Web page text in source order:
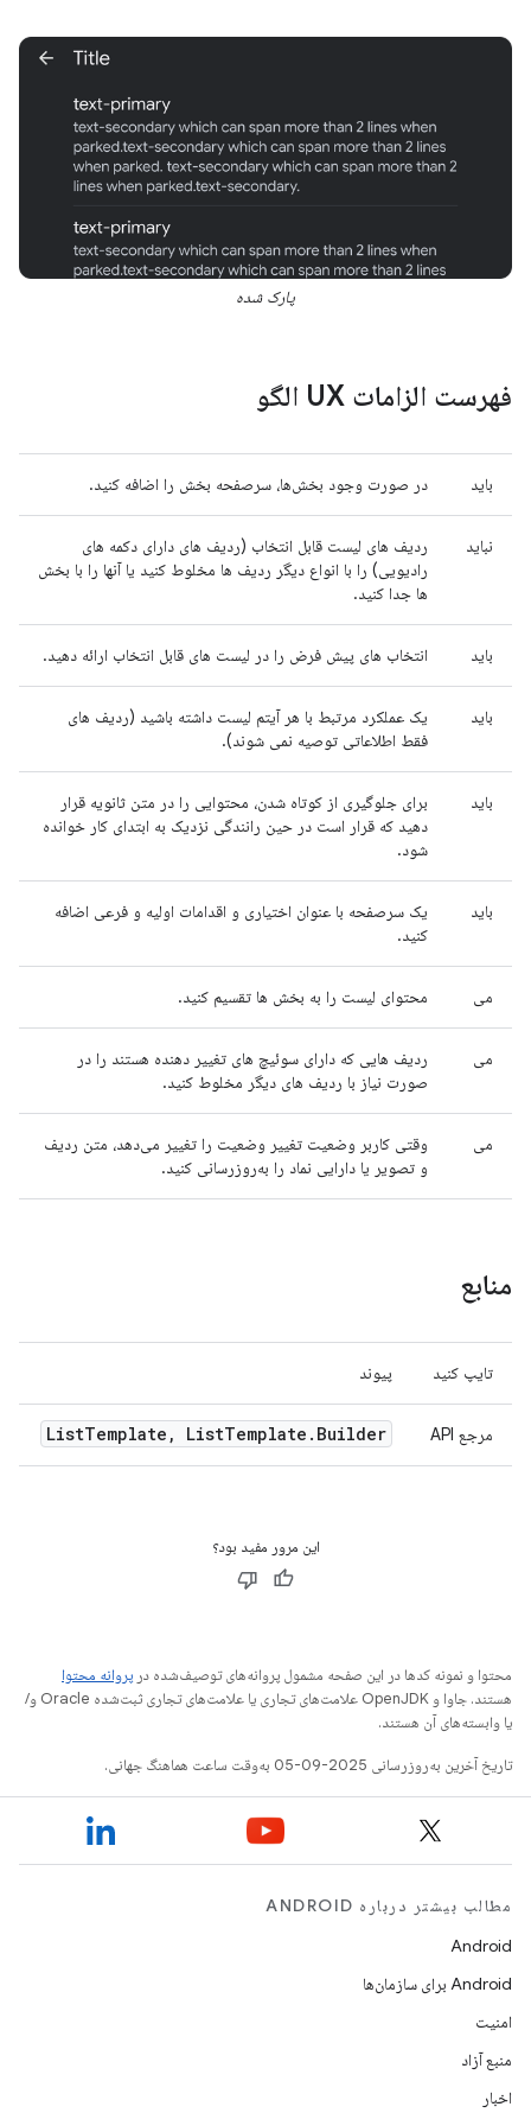
پارک شده
فهرست الزامات UX الگو
باید در صورت وجود بخش‌ها، سرصفحه بخش را اضافه کنید.
نباید
ردیف های لیست قابل انتخاب (ردیف های دارای دکمه های
رادیویی) را با انواع دیگر ردیف ها مخلوط کنید یا آنها را با بخش
ها جدا کنید.
باید انتخاب های پیش فرض را در لیست های قابل انتخاب ارائه دهید.
باید
یک عملکرد مرتبط با هر آیتم لیست داشته باشید (ردیف های
فقط اطلاعاتی توصیه نمی شوند).
باید
برای جلوگیری از کوتاه شدن، محتوایی را در متن ثانویه قرار
دهید که قرار است در حین رانندگی نزدیک به ابتدای کار خوانده
شود.
باید
یک سرصفحه با عنوان اختیاری و اقدامات اولیه و فرعی اضافه
کنید.
می محتوای لیست را به بخش ها تقسیم کنید.
می
ردیف هایی که دارای سوئیچ های تغییر دهنده هستند را در
صورت نیاز با ردیف های دیگر مخلوط کنید.
می
وقتی کاربر وضعیت تغییر وضعیت را تغییر می‌دهد، متن ردیف
و تصویر یا دارایی نماد را به‌روزرسانی کنید.
منابع
تایپ کنید پیوند
مرجع API ListTemplate , ListTemplate . Builder
این مرور مفید بود؟
محتوا و نمونه کدها در این صفحه مشمول پروانه‌های توصیف‌شده در پروانه محتوا
هستند. جاوا و OpenJDK علامت‌های تجاری یا علامت‌های تجاری ثبت‌شده Oracle و/
یا وابسته‌های آن هستند.
تاریخ آخرین به‌روزرسانی 2025-09-05 به‌وقت ساعت هماهنگ جهانی.
مطالب بیشتر درباره ANDROID
Android
Android برای سازمان‌ها
امنیت
منبع آزاد
اخبار